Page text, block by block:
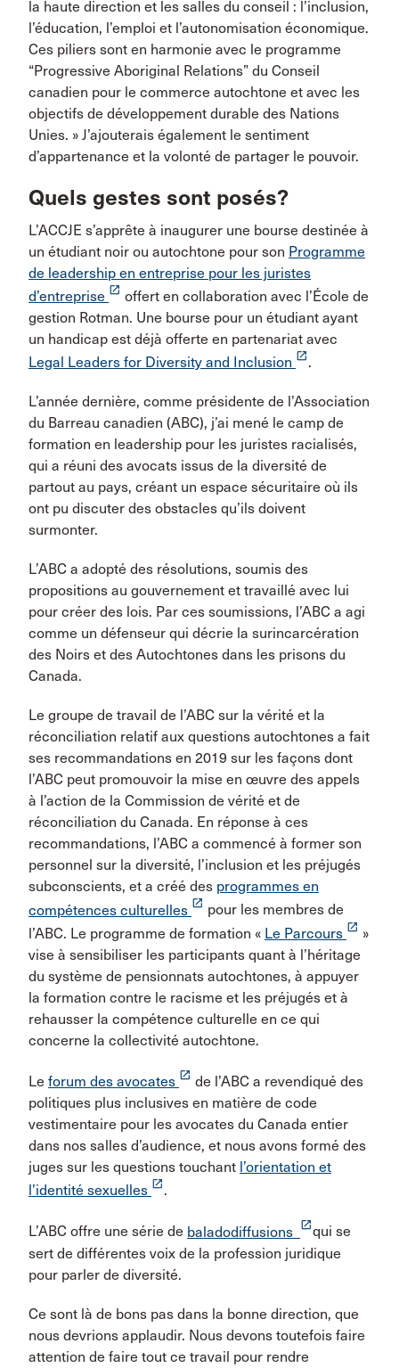
la haute direction et les salles du conseil : l’inclusion,
l’éducation, l’emploi et l’autonomisation économique.
Ces piliers sont en harmonie avec le programme
“Progressive Aboriginal Relations” du Conseil
canadien pour le commerce autochtone et avec les
objectifs de développement durable des Nations
Unies. » J’ajouterais également le sentiment
d’appartenance et la volonté de partager le pouvoir.
Quels gestes sont posés?
L’ACCJE s’apprête à inaugurer une bourse destinée à
un étudiant noir ou autochtone pour son Programme
de leadership en entreprise pour les juristes
d’entreprise launch offert en collaboration avec l’École de
gestion Rotman. Une bourse pour un étudiant ayant
un handicap est déjà offerte en partenariat avec
Legal Leaders for Diversity and Inclusion launch .
L’année dernière, comme présidente de l’Association
du Barreau canadien (ABC), j’ai mené le camp de
formation en leadership pour les juristes racialisés,
qui a réuni des avocats issus de la diversité de
partout au pays, créant un espace sécuritaire où ils
ont pu discuter des obstacles qu’ils doivent
surmonter.
L’ABC a adopté des résolutions, soumis des
propositions au gouvernement et travaillé avec lui
pour créer des lois. Par ces soumissions, l’ABC a agi
comme un défenseur qui décrie la surincarcération
des Noirs et des Autochtones dans les prisons du
Canada.
Le groupe de travail de l’ABC sur la vérité et la
réconciliation relatif aux questions autochtones a fait
ses recommandations en 2019 sur les façons dont
l’ABC peut promouvoir la mise en œuvre des appels
à l’action de la Commission de vérité et de
réconciliation du Canada. En réponse à ces
recommandations, l’ABC a commencé à former son
personnel sur la diversité, l’inclusion et les préjugés
subconscients, et a créé des programmes en
compétences culturelles launch pour les membres de
l’ABC. Le programme de formation « Le Parcours launch »
vise à sensibiliser les participants quant à l’héritage
du système de pensionnats autochtones, à appuyer
la formation contre le racisme et les préjugés et à
rehausser la compétence culturelle en ce qui
concerne la collectivité autochtone.
Le forum des avocates launch de l’ABC a revendiqué des
politiques plus inclusives en matière de code
vestimentaire pour les avocates du Canada entier
dans nos salles d’audience, et nous avons formé des
juges sur les questions touchant l’orientation et
l’identité sexuelles launch .
L’ABC offre une série de baladodiffusions launchqui se
sert de différentes voix de la profession juridique
pour parler de diversité.
Ce sont là de bons pas dans la bonne direction, que
nous devrions applaudir. Nous devons toutefois faire
attention de faire tout ce travail pour rendre